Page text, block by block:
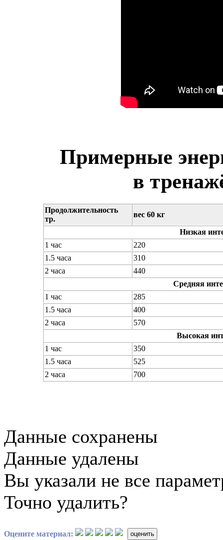
Примерные
в
Продолжительность
тр.
вес 60 кг
Низкая
1 час
220
1.5 часа
310
2 часа
440
Средняя
1 час
285
1.5 часа
400
2 часа
570
Высокая
1 час
350
1.5 часа
525
2 часа
700
Данные сохранены
Данные удалены
Вы указали не все
Точно удалить?
Оцените материал: оценить